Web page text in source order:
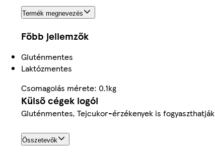
Termék megnevezés
Főbb jellemzők
Gluténmentes
Laktózmentes
Csomagolás mérete: 0.1kg
Külső cégek logói
Gluténmentes, Tejcukor-érzékenyek is fogyaszthatják
Összetevők